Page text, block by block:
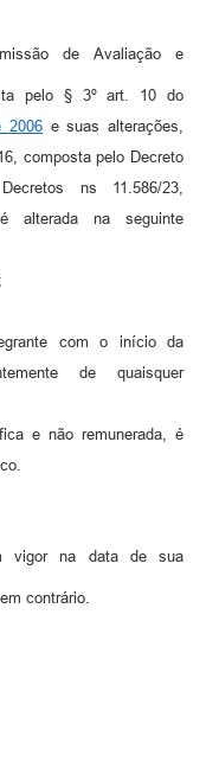
de Avaliação e
pelo § 3º art. 10 do
2006 e suas alterações,
composta pelo Decreto
ns 11.586/23,
alterada na seguinte
com o início da
de quaisquer
e não remunerada, é
vigor na data de sua
contrário.